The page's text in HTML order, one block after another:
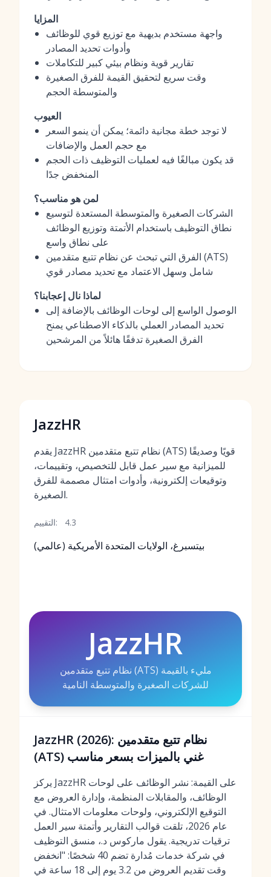
المزايا
واجهة مستخدم بديهية مع توزيع قوي للوظائف
وأدوات تحديد المصادر
تقارير قوية ونظام بيئي كبير للتكاملات
وقت سريع لتحقيق القيمة للفرق الصغيرة
والمتوسطة الحجم
العيوب
لا توجد خطة مجانية دائمة؛ يمكن أن ينمو السعر
مع حجم العمل والإضافات
قد يكون مبالغًا فيه لعمليات التوظيف ذات الحجم
المنخفض جدًا
لمن هو مناسب؟
الشركات الصغيرة والمتوسطة المستعدة لتوسيع
نطاق التوظيف باستخدام الأتمتة وتوزيع الوظائف
على نطاق واسع
الفرق التي تبحث عن نظام تتبع متقدمين (ATS)
شامل وسهل الاعتماد مع تحديد مصادر قوي
لماذا نال إعجابنا؟
الوصول الواسع إلى لوحات الوظائف بالإضافة إلى
تحديد المصادر العملي بالذكاء الاصطناعي يمنح
الفرق الصغيرة تدفقًا هائلاً من المرشحين
JazzHR
يقدم JazzHR نظام تتبع متقدمين (ATS) قويًا وصديقًا
للميزانية مع سير عمل قابل للتخصيص، وتقييمات،
وتوقيعات إلكترونية، وأدوات امتثال مصممة للفرق
الصغيرة.
التقييم: 4.3
بيتسبرغ، الولايات المتحدة الأمريكية (عالمي)
JazzHR
نظام تتبع متقدمين (ATS) مليء بالقيمة
للشركات الصغيرة والمتوسطة النامية
JazzHR (2026): نظام تتبع متقدمين
(ATS) غني بالميزات بسعر مناسب
يركز JazzHR على القيمة: نشر الوظائف على لوحات
الوظائف، والمقابلات المنظمة، وإدارة العروض مع
التوقيع الإلكتروني، ولوحات معلومات الامتثال. في
عام 2026، تلقت قوالب التقارير وأتمتة سير العمل
ترقيات تدريجية. يقول ماركوس د.، منسق التوظيف
في شركة خدمات مُدارة تضم 40 شخصًا: "انخفض
وقت تقديم العروض من 3.2 يوم إلى 18 ساعة في